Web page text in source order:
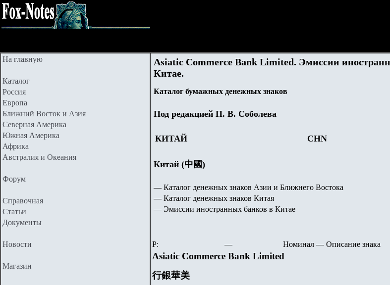
На главную
Каталог
Россия
Европа
Ближний Восток и Азия
Северная Америка
Южная Америка
Африка
Австралия и Океания
Форум
Справочная
Статьи
Документы
Новости
Магазин
Asiatic Commerce Bank Limited. Эмиссии
Китае.
Каталог бумажных денежных знаков
Под редакцией П. В. Соболева
КИТАЙ CHN
Китай (中國)
— Каталог денежных знаков Азии и Ближнего Востока
— Каталог денежных знаков Китая
— Эмиссии иностранных банков в Китае
P: — Номинал — Описание знака
Asiatic Commerce Bank Limited
行銀華美